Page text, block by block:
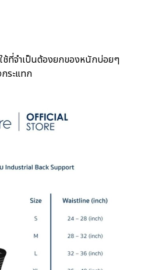
ที่จำเป็นต้องยกของหนักบ่อยๆ
ระแทก